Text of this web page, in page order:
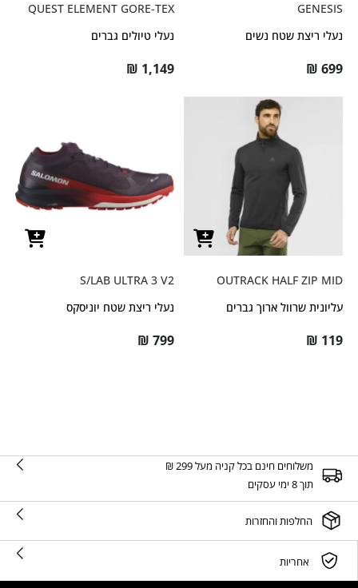
GENESIS
נעלי ריצת שטח נשים
₪ 699
QUEST ELEMENT GORE-TEX
נעלי טיולים גברים
₪ 1,149
OUTRACK HALF ZIP MID
עליונית שרוול ארוך גברים
₪ 119
S/LAB ULTRA 3 V2
נעלי ריצת שטח יוניסקס
₪ 799
משלוחים חינם בכל קניה מעל 299 ₪
תוך 8 ימי עסקים
החלפות והחזרות
אחריות